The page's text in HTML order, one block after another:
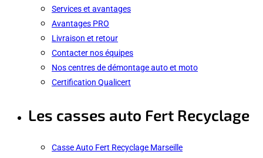
Services et avantages
Avantages PRO
Livraison et retour
Contacter nos équipes
Nos centres de démontage auto et moto
Certification Qualicert
Les casses auto Fert Recyclage
Casse Auto Fert Recyclage Marseille